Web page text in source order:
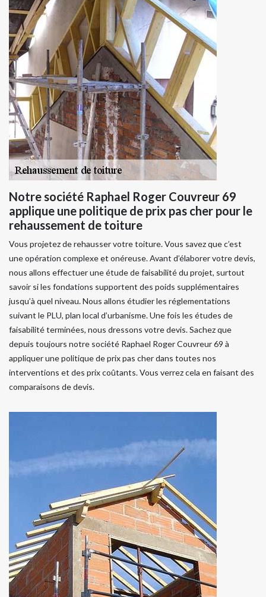
Notre société Raphael Roger Couvreur 69
applique une politique de prix pas cher pour le
rehaussement de toiture
Vous projetez de rehausser votre toiture. Vous savez que c’est
une opération complexe et onéreuse. Avant d’élaborer votre devis,
nous allons effectuer une étude de faisabilité du projet, surtout
savoir si les fondations supportent des poids supplémentaires
jusqu’à quel niveau. Nous allons étudier les réglementations
suivant le PLU, plan local d’urbanisme. Une fois les études de
faisabilité terminées, nous dressons votre devis. Sachez que
depuis toujours notre société Raphael Roger Couvreur 69 à
appliquer une politique de prix pas cher dans toutes nos
interventions et des prix coûtants. Vous verrez cela en faisant des
comparaisons de devis.